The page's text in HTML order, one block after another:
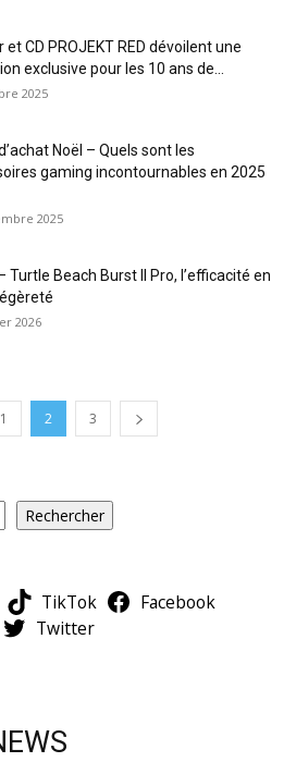
et CD PROJEKT RED dévoilent une
exclusive pour les 10 ans de...
2025
Noël – Quels sont les
gaming incontournables en 2025
2025
Turtle Beach Burst II Pro, l’efficacité en
2026
1 2 3
Rechercher
TikTok
Facebook
Twitter